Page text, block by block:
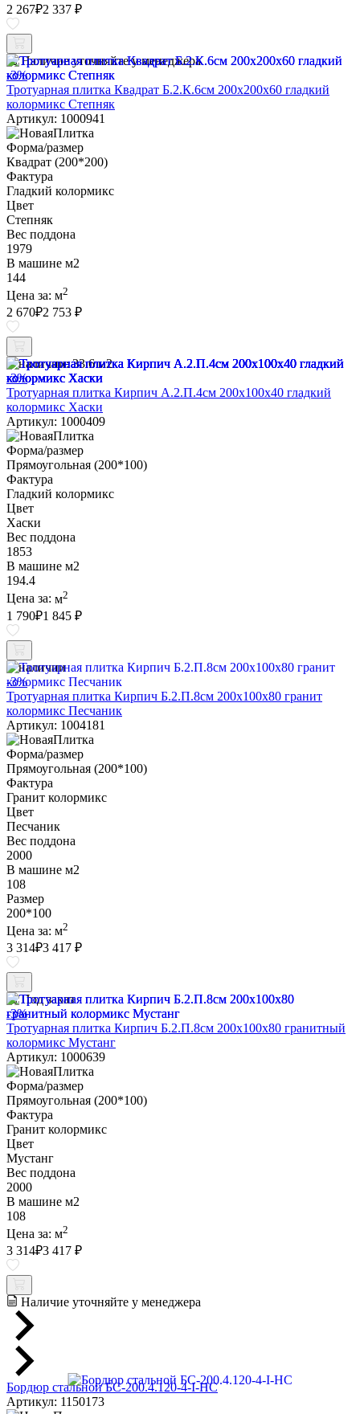
2 267₽2 337 ₽
Наличие уточняйте у менеджера
-3%
Тротуарная плитка Квадрат Б.2.К.6см 200х200х60 гладкий
колормикс Степняк
Артикул: 1000941
Форма/размер
Квадрат (200*200)
Фактура
Гладкий колормикс
Цвет
Степняк
Вес поддона
1979
В машине м2
144
Цена за: м2
2 670₽2 753 ₽
В наличии: 33.6 м2
-3%
Тротуарная плитка Кирпич А.2.П.4см 200х100х40 гладкий
колормикс Хаски
Артикул: 1000409
Форма/размер
Прямоугольная (200*100)
Фактура
Гладкий колормикс
Цвет
Хаски
Вес поддона
1853
В машине м2
194.4
Цена за: м2
1 790₽1 845 ₽
В наличии
-3%
Тротуарная плитка Кирпич Б.2.П.8см 200х100х80 гранит
колормикс Песчаник
Артикул: 1004181
Форма/размер
Прямоугольная (200*100)
Фактура
Гранит колормикс
Цвет
Песчаник
Вес поддона
2000
В машине м2
108
Размер
200*100
Цена за: м2
3 314₽3 417 ₽
Под заказ
-3%
Тротуарная плитка Кирпич Б.2.П.8см 200х100х80 гранитный
колормикс Мустанг
Артикул: 1000639
Форма/размер
Прямоугольная (200*100)
Фактура
Гранит колормикс
Цвет
Мустанг
Вес поддона
2000
В машине м2
108
Цена за: м2
3 314₽3 417 ₽
Наличие уточняйте у менеджера
Бордюр стальной БС-200.4.120-4-I-НС
Артикул: 1150173